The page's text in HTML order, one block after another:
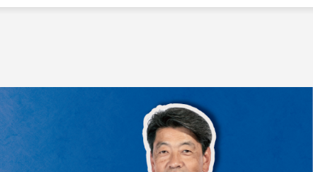
消防
届け出や申請をしたい
証明書がほしい